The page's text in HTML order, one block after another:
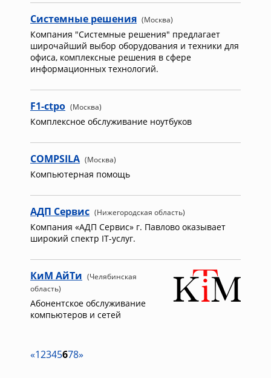
Системные решения (Москва)
Компания "Системные решения" предлагает
широчайший выбор оборудования и техники для
офиса, комплексные решения в сфере
информационных технологий.
F1-ctpo (Москва)
Комплексное обслуживание ноутбуков
COMPSILA (Москва)
Компьютерная помощь
АДП Сервис (Нижегородская область)
Компания «АДП Сервис» г. Павлово оказывает
широкий спектр IT-услуг.
КиМ АйТи (Челябинская
область)
Абонентское обслуживание
компьютеров и сетей
«12345678»